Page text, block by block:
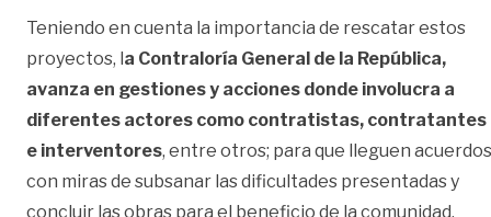
Teniendo en cuenta la importancia de rescatar estos
proyectos, la Contraloría General de la República,
avanza en gestiones y acciones donde involucra a
diferentes actores como contratistas, contratantes
e interventores, entre otros; para que lleguen acuerdos
con miras de subsanar las dificultades presentadas y
concluir las obras para el beneficio de la comunidad.